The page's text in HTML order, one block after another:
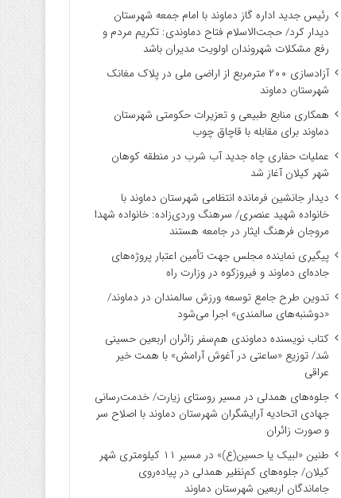
رئیس جدید اداره گاز دماوند با امام جمعه شهرستان
دیدار کرد/ حجت‌الاسلام فتاح دماوندی: تکریم مردم و
رفع مشکلات شهروندان اولویت مدیران باشد
آزادسازی ۲۰۰ مترمربع از اراضی ملی در پلاک مغانک
شهرستان دماوند
همکاری منابع طبیعی و تعزیرات حکومتی شهرستان
دماوند برای مقابله با قاچاق چوب
عملیات حفاری چاه جدید آب شرب در منطقه کوهان
شهر کیلان آغاز شد
دیدار جانشین فرمانده انتظامی شهرستان دماوند با
خانواده شهید عنصری/ سرهنگ وردی‌زاده: خانواده شهدا
مروجان فرهنگ ایثار در جامعه هستند
پیگیری نماینده مجلس جهت تأمین اعتبار پروژه‌های
جاده‌ای دماوند و فیروزکوه در وزارت راه
تدوین طرح جامع توسعه ورزش سالمندان در دماوند/
«دوشنبه‌های سالمندی» اجرا می‌شود
کتاب نویسنده دماوندی هم‌سفر زائران اربعین حسینی
شد/ توزیع «ساعتی در آغوش آرامش» با همت خیر
عراقی
جلوه‌های همدلی در مسیر روستای زیارت/ خدمت‌رسانی
جهادی اتحادیه آرایشگران شهرستان دماوند با اصلاح سر
و صورت زائران
طنین «لبیک یا حسین(ع)» در مسیر ۱۱ کیلومتری شهر
کیلان/ جلوه‌های کم‌نظیر همدلی در پیاده‌روی
جاماندگان اربعین شهرستان دماوند